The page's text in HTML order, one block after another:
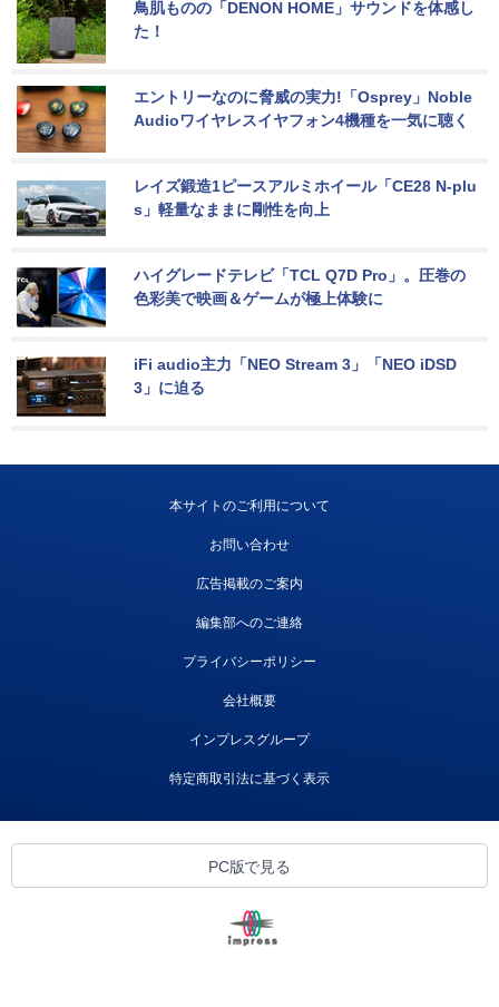
鳥肌ものの「DENON HOME」サウンドを体感し
た！
エントリーなのに脅威の実力!「Osprey」Noble
Audioワイヤレスイヤフォン4機種を一気に聴く
レイズ鍛造1ピースアルミホイール「CE28 N-plu
s」軽量なままに剛性を向上
ハイグレードテレビ「TCL Q7D Pro」。圧巻の
色彩美で映画＆ゲームが極上体験に
iFi audio主力「NEO Stream 3」「NEO iDSD
3」に迫る
本サイトのご利用について
お問い合わせ
広告掲載のご案内
編集部へのご連絡
プライバシーポリシー
会社概要
インプレスグループ
特定商取引法に基づく表示
PC版で見る